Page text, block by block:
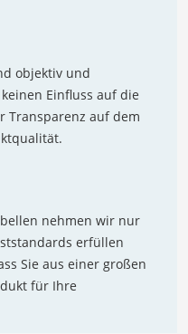
objektiv und
Einfluss auf die
Transparenz auf dem
nehmen wir nur
erfüllen
Sie aus einer großen
für Ihre